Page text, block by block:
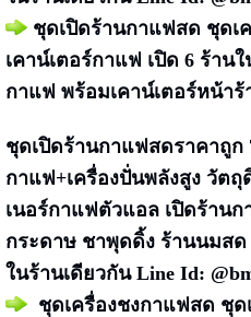
ชุดเปิดร้านกาแฟสด ชุดเ
เคาน์เตอร์กาแฟ เปิด 6 ร้าน
กาแฟ พร้อมเคาน์เตอร์หน้าร้
ชุดเปิดร้านกาแฟสดราคาถูก
กาแฟ+เครื่องปั่นพลังสูง วัต
เนอร์กาแฟตัวแอลเปิดร้านก
กระดาษ ชาพุดดิ้ง ร้านนมสด
ในร้านเดียวกัน Line Id:
ชุดเครื่องชงกาแฟสด ชุด